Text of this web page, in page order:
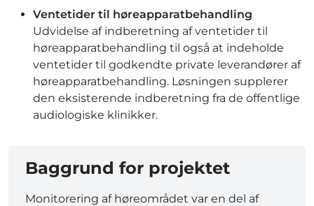
Ventetider til høreapparatbehandling
Udvidelse af indberetning af ventetider til
høreapparatbehandling til også at indeholde
ventetider til godkendte private leverandører af
høreapparatbehandling. Løsningen supplerer
den eksisterende indberetning fra de offentlige
audiologiske klinikker.
Baggrund for projektet
Monitorering af høreområdet var en del af